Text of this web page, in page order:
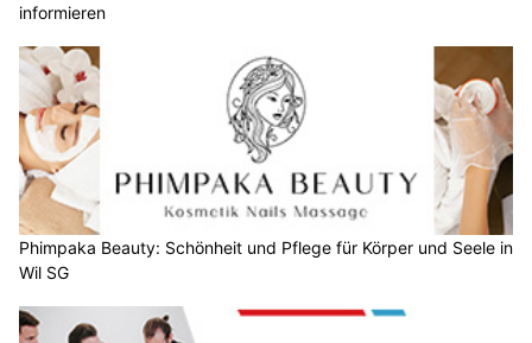
informieren
Phimpaka Beauty: Schönheit und Pflege für Körper und Seele in
Wil SG